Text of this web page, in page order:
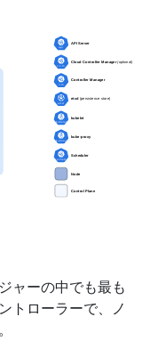
ャーの中でも最も
トローラーで、ノ